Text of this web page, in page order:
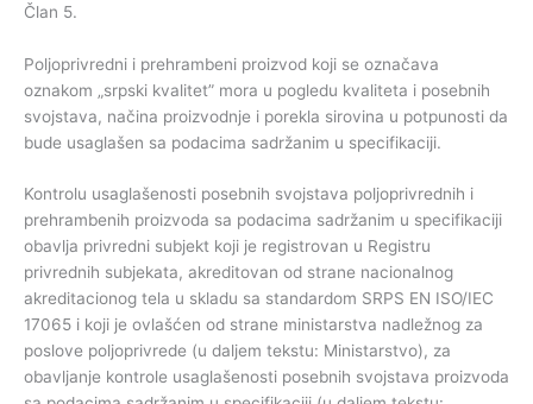
Član 5.
Poljoprivredni i prehrambeni proizvod koji se označava
oznakom „srpski kvalitet” mora u pogledu kvaliteta i posebnih
svojstava, načina proizvodnje i porekla sirovina u potpunosti da
bude usaglašen sa podacima sadržanim u specifikaciji.
Kontrolu usaglašenosti posebnih svojstava poljoprivrednih i
prehrambenih proizvoda sa podacima sadržanim u specifikaciji
obavlja privredni subjekt koji je registrovan u Registru
privrednih subjekata, akreditovan od strane nacionalnog
akreditacionog tela u skladu sa standardom SRPS EN ISO/IEC
17065 i koji je ovlašćen od strane ministarstva nadležnog za
poslove poljoprivrede (u daljem tekstu: Ministarstvo), za
obavljanje kontrole usaglašenosti posebnih svojstava proizvoda